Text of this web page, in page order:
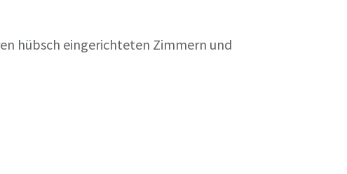
hübsch eingerichteten Zimmern und